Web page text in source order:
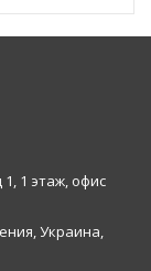
1 этаж, офис
Украина,